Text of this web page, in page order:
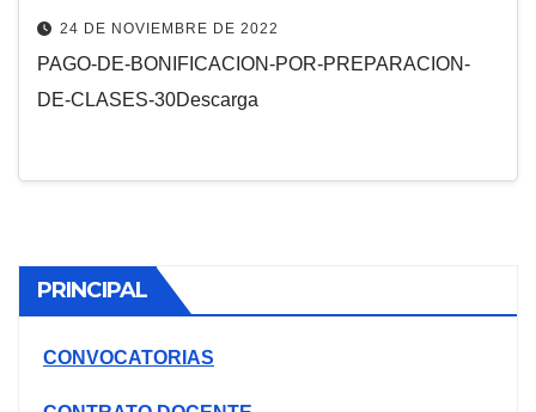
24 DE NOVIEMBRE DE 2022
PAGO-DE-BONIFICACION-POR-PREPARACION-
DE-CLASES-30Descarga
PRINCIPAL
CONVOCATORIAS